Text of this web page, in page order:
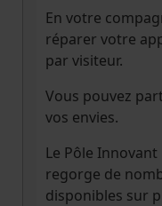
En votre
réparer votre
par visiteur.
Vous pouvez
vos envies.
Le Pôle
regorge de
disponibles sur